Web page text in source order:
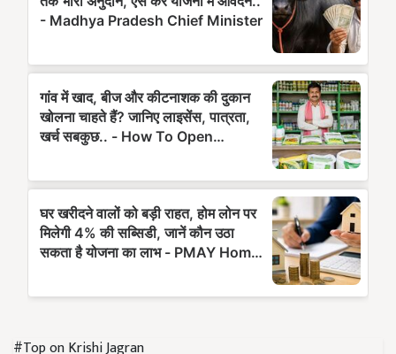
#Top on Krishi Jagran